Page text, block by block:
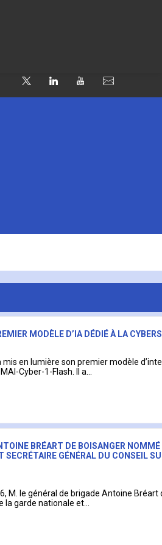
MODÈLE D’IA DÉDIÉ À LA
mis en lumière son premier modèle
Cyber-1-Flash. Il a...
BRÉART DE BOISANGER
SECRÉTAIRE GÉNÉRAL DU CONSEIL
M. le général de brigade Antoine Bréart
la garde nationale et...